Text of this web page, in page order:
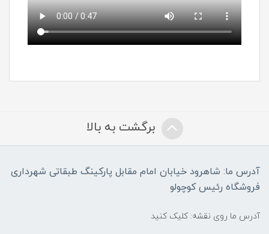
برگشت به بالا
آدرس ما: شاهرود خیابان امام مقابل پارکینگ طبقاتی شهرداری
فروشگاه رئیس کوچولو
آدرس ما روی نقشه: کلیک کنید